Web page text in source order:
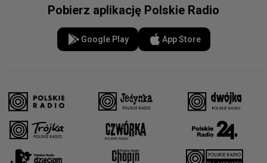
Pobierz aplikację Polskie Radio
Google Play App Store